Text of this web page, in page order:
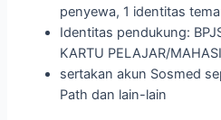
penyewa, 1 identitas
Identitas pendukung:
KARTU PELAJAR/
sertakan akun Sosmed
Path dan lain-lain